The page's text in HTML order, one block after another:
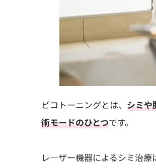
ピコトーニングとは、 シミや
術モードのひとつです。
レ―ザー機器によるシミ治療